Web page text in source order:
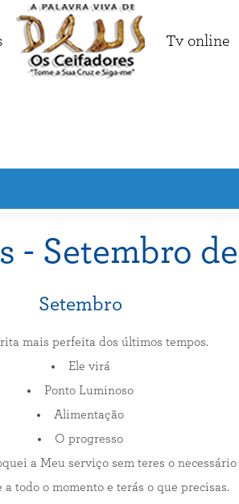
Tv online
- Setembro
Setembro
mais perfeita dos últimos tempos.
Ele virá
Ponto Luminoso
Alimentação
O progresso
a Meu serviço sem teres o necessário
a todo o momento e terás o que precisas.